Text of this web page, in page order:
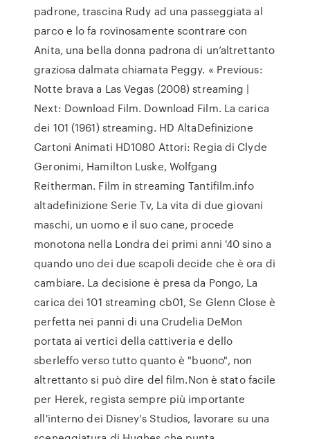
padrone, trascina Rudy ad una passeggiata al
parco e lo fa rovinosamente scontrare con
Anita, una bella donna padrona di un’altrettanto
graziosa dalmata chiamata Peggy. « Previous:
Notte brava a Las Vegas (2008) streaming |
Next: Download Film. Download Film. La carica
dei 101 (1961) streaming. HD AltaDefinizione
Cartoni Animati HD1080 Attori: Regia di Clyde
Geronimi, Hamilton Luske, Wolfgang
Reitherman. Film in streaming Tantifilm.info
altadefinizione Serie Tv, La vita di due giovani
maschi, un uomo e il suo cane, procede
monotona nella Londra dei primi anni '40 sino a
quando uno dei due scapoli decide che è ora di
cambiare. La decisione è presa da Pongo, La
carica dei 101 streaming cb01, Se Glenn Close è
perfetta nei panni di una Crudelia DeMon
portata ai vertici della cattiveria e dello
sberleffo verso tutto quanto è "buono", non
altrettanto si può dire del film.Non è stato facile
per Herek, regista sempre più importante
all'interno dei Disney's Studios, lavorare su una